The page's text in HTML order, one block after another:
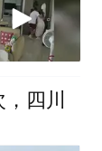
四川